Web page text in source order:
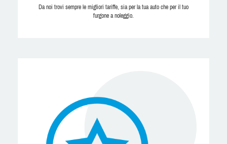
Da noi trovi sempre le migliori tariffe, sia per la tua auto che per il tuo
furgone a noleggio.